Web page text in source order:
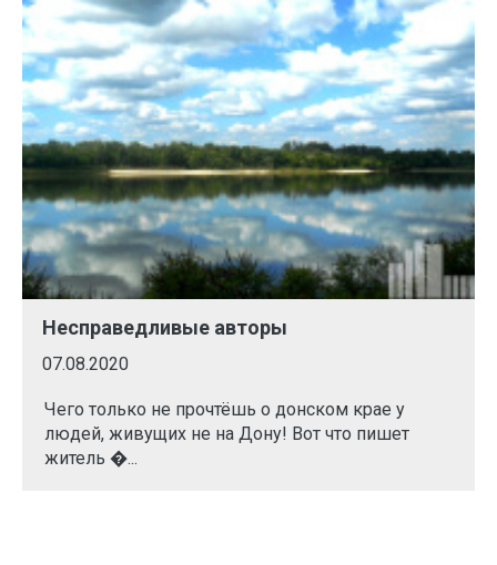
Несправедливые авторы
07.08.2020
Чего только не прочтёшь о донском крае у
людей, живущих не на Дону! Вот что пишет
житель �...